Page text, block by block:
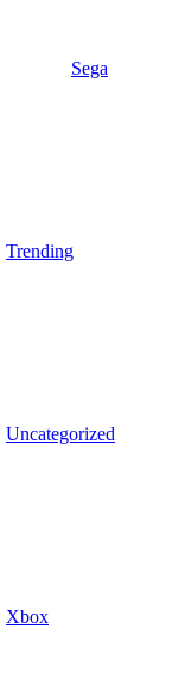
Sega
Trending
Uncategorized
Xbox